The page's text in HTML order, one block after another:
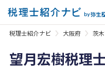
税理士紹介ナビ 大阪府 茨
望月宏樹税理